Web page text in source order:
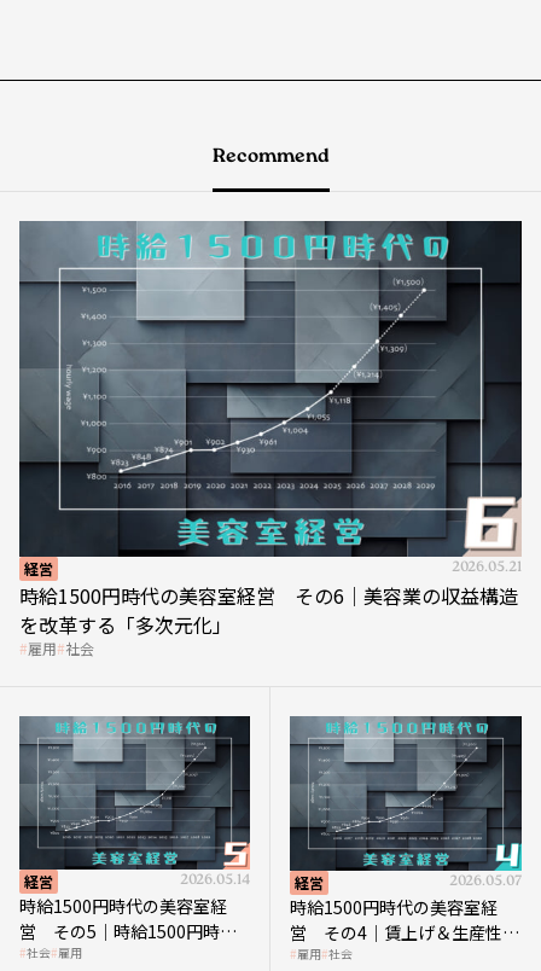
Recommend
経営 2026.05.21
時給1500円時代の美容室経営 その6｜美容業の収益構造
を改革する「多次元化」
雇用 社会
経営 2026.05.14
時給1500円時代の美容室経
営 その5｜時給1500円時代
の到来は美容業の収益構造を
社会 雇用
経営 2026.05.07
時給1500円時代の美容室経
営 その4｜賃上げ＆生産性向
上につなげる賢い助成金活用
雇用 社会